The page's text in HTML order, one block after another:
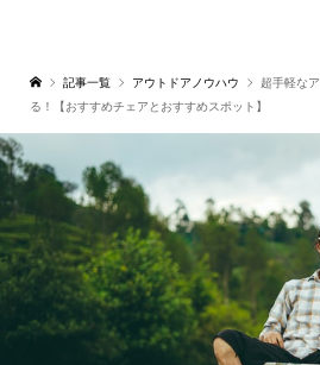
記事一覧 アウトドアノウハウ
超手軽な
る！【おすすめチェアとおすすめスポット】